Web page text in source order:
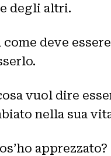
degli altri.
come deve
vuol dire
nella sua